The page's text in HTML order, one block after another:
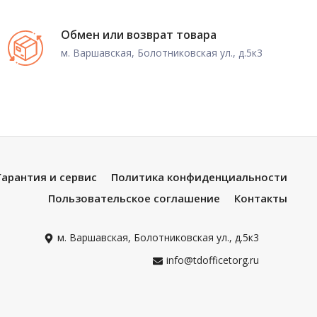
Обмен или возврат товара
м. Варшавская, Болотниковская ул., д.5к3
и сервис
Политика конфиденциальности
Пользовательское соглашение
Контакты
м. Варшавская, Болотниковская ул., д.5к3
info@tdofficetorg.ru